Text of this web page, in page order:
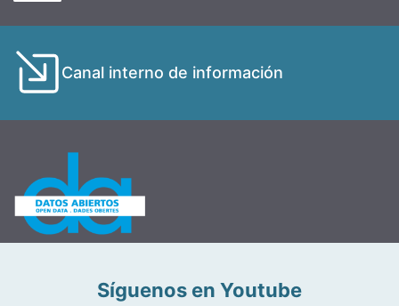
Canal interno de información
Síguenos en Youtube